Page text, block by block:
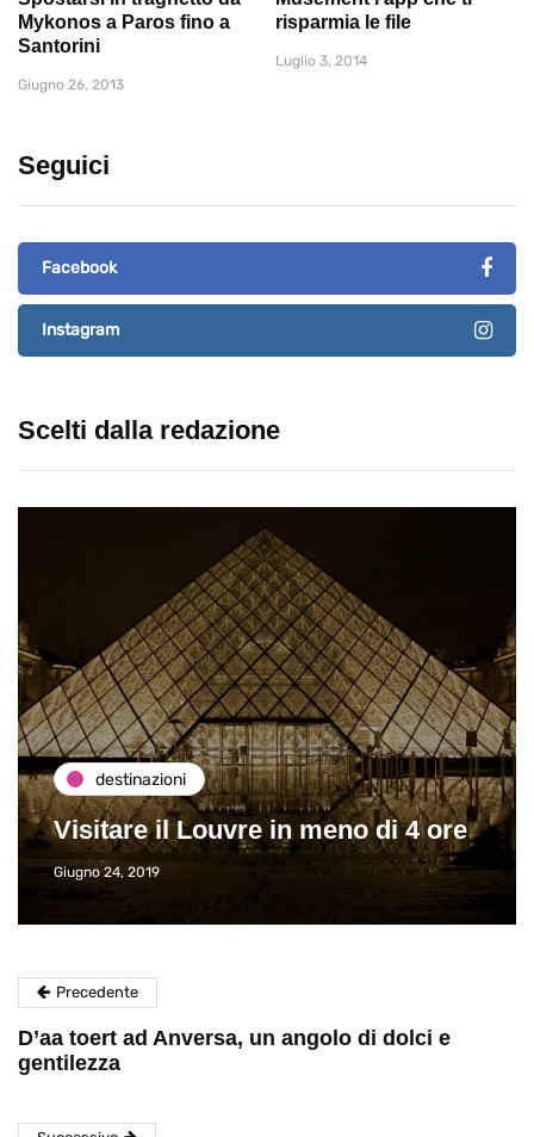
Mykonos a Paros fino a
Santorini
Giugno 26, 2013
risparmia le file
Luglio 3, 2014
Seguici
Facebook
Instagram
Scelti dalla redazione
destinazioni
Visitare il Louvre in meno di 4 ore
Giugno 24, 2019
Precedente
D’aa toert ad Anversa, un angolo di dolci e
gentilezza